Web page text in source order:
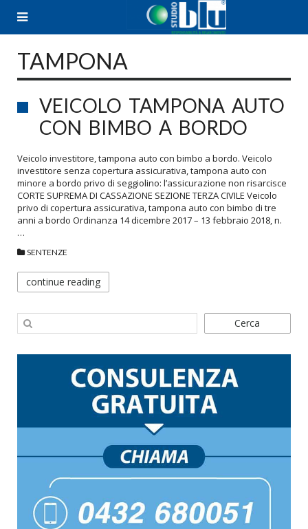
TAMPONA
VEICOLO TAMPONA AUTO
CON BIMBO A BORDO
Veicolo investitore, tampona auto con bimbo a bordo. Veicolo
investitore senza copertura assicurativa, tampona auto con
minore a bordo privo di seggiolino: l’assicurazione non risarcisce
CORTE SUPREMA DI CASSAZIONE SEZIONE TERZA CIVILE Veicolo
privo di copertura assicurativa, tampona auto con bimbo di tre
anni a bordo Ordinanza 14 dicembre 2017 – 13 febbraio 2018, n.
…
SENTENZE
continue reading
Cerca